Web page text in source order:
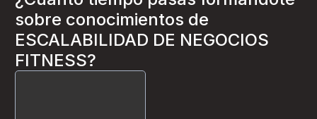
sobre conocimientos de
ESCALABILIDAD DE NEGOCIOS
FITNESS?